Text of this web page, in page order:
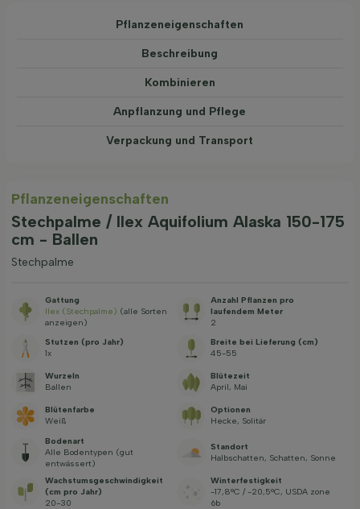
Pflanzeneigenschaften
Beschreibung
Kombinieren
Anpflanzung und Pflege
Verpackung und Transport
Pflanzeneigenschaften
Stechpalme / Ilex Aquifolium Alaska 150-175
cm - Ballen
Stechpalme
Gattung
Ilex (Stechpalme) (alle Sorten
anzeigen)
Anzahl Pflanzen pro
laufendem Meter
2
Stutzen (pro Jahr)
1x
Breite bei Lieferung (cm)
45-55
Wurzeln
Ballen
Blütezeit
April, Mai
Blütenfarbe
Weiß
Optionen
Hecke, Solitär
Bodenart
Alle Bodentypen (gut
entwässert)
Standort
Halbschatten, Schatten, Sonne
Wachstums­geschwindig­keit
(cm pro Jahr)
20-30
Winterfestigkeit
-17,8°C / -20,5°C, USDA zone
6b